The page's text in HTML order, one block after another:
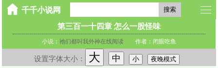
搜索
第三百一十四章 怎么一股怪味
小说： 祂们都叫我外神在线阅读 作者：闭眼吃鱼
设置字体大小： 大 中 小 夜晚模式